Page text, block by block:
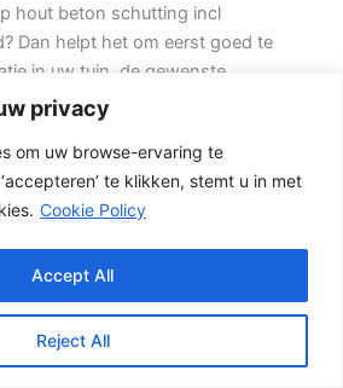
privacy
om uw browse-ervaring te
te klikken, stemt u in met
Cookie Policy
Reject All
Accept All
hout beton schutting incl
Dan helpt het om eerst goed te
in uw tuin, de gewenste
van onderhoud die u acceptabel
mee over een
oplossing.
begint bij een duidelijke keuze.
uitstraling, dan kan een hout-
hoge betonplaat of zwarte
Daarbij spelen ook zaken mee
hoogteverschillen, grondsoort,